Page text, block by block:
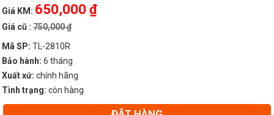
Giá KM: 650,000 ₫
Giá cũ : 750,000 ₫
Mã SP: TL-2810R
Bảo hành: 6 tháng
Xuất xứ: chính hãng
Tình trạng: còn hàng